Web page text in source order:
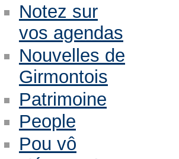
Notez sur
vos agendas
Nouvelles de
Girmontois
Patrimoine
People
Pou vô